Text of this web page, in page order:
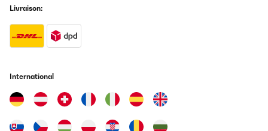
Livraison:
International